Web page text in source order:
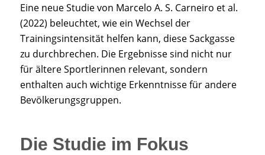
Eine neue Studie von Marcelo A. S. Carneiro et al.
(2022) beleuchtet, wie ein Wechsel der
Trainingsintensität helfen kann, diese Sackgasse
zu durchbrechen. Die Ergebnisse sind nicht nur
für ältere Sportlerinnen relevant, sondern
enthalten auch wichtige Erkenntnisse für andere
Bevölkerungsgruppen.
Die Studie im Fokus